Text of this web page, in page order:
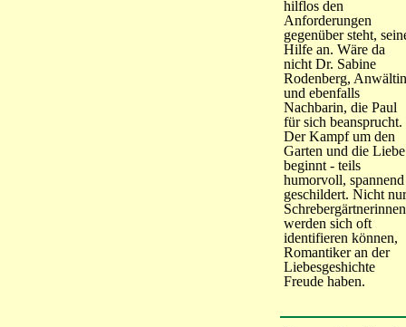
hilflos den
Anforderungen
gegenüber steht,
Hilfe an. Wäre da
nicht Dr. Sabine
Rodenberg, Anwältin
und ebenfalls
Nachbarin, die Paul
für sich beansprucht.
Der Kampf um den
Garten und die Liebe
beginnt - teils
humorvoll, spannend
geschildert. Nicht nur
Schrebergärtnerinnen
werden sich oft
identifieren können,
Romantiker an der
Liebesgeshichte
Freude haben.